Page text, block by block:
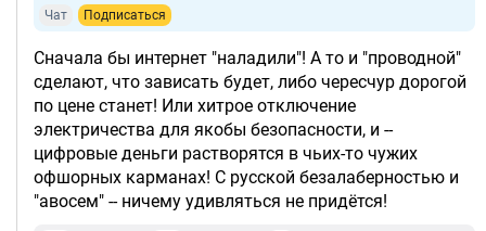
Чат Подписаться
Сначала бы интернет "наладили"! А то и "проводной"
сделают, что зависать будет, либо чересчур дорогой
по цене станет! Или хитрое отключение
электричества для якобы безопасности, и --
цифровые деньги растворятся в чьих-то чужих
офшорных карманах! С русской безалаберностью и
"авосем" -- ничему удивляться не придётся!